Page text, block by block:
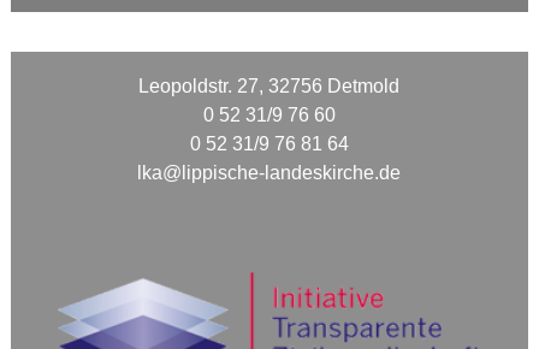
Leopoldstr. 27, 32756 Detmold
0 52 31/9 76 60
0 52 31/9 76 81 64
lka@lippische-landeskirche.de